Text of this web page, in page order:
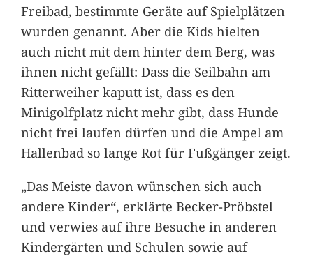
Freibad, bestimmte Geräte auf Spielplätzen
wurden genannt. Aber die Kids hielten
auch nicht mit dem hinter dem Berg, was
ihnen nicht gefällt: Dass die Seilbahn am
Ritterweiher kaputt ist, dass es den
Minigolfplatz nicht mehr gibt, dass Hunde
nicht frei laufen dürfen und die Ampel am
Hallenbad so lange Rot für Fußgänger zeigt.
„Das Meiste davon wünschen sich auch
andere Kinder“, erklärte Becker-Pröbstel
und verwies auf ihre Besuche in anderen
Kindergärten und Schulen sowie auf